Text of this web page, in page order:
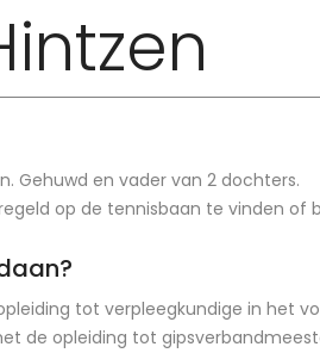
Gehuwd en vader van 2 dochters.
op de tennisbaan te vinden of
tot verpleegkundige in het
de opleiding tot